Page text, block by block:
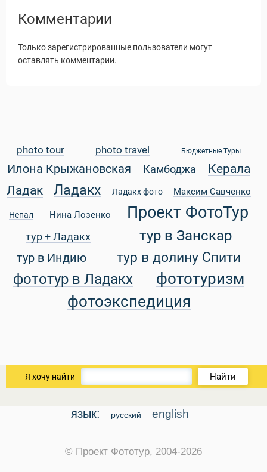
Туры
Статьи
Комментарии
Только зарегистрированные пользователи могут
оставлять комментарии.
photo tour photo travel Бюджетные Туры
Илона Крыжановская Камбоджа
Керала
Ладак
Ладакх Ладакх фото Максим Савченко
Непал Нина Лозенко Проект ФотоТур
тур + Ладакх тур в Занскар
тур в Индию тур в долину Спити
фототур в Ладакх
фототуризм
фотоэкспедиция
Я хочу найти Найти
язык: русский english
© Проект Фототур, 2004-2026